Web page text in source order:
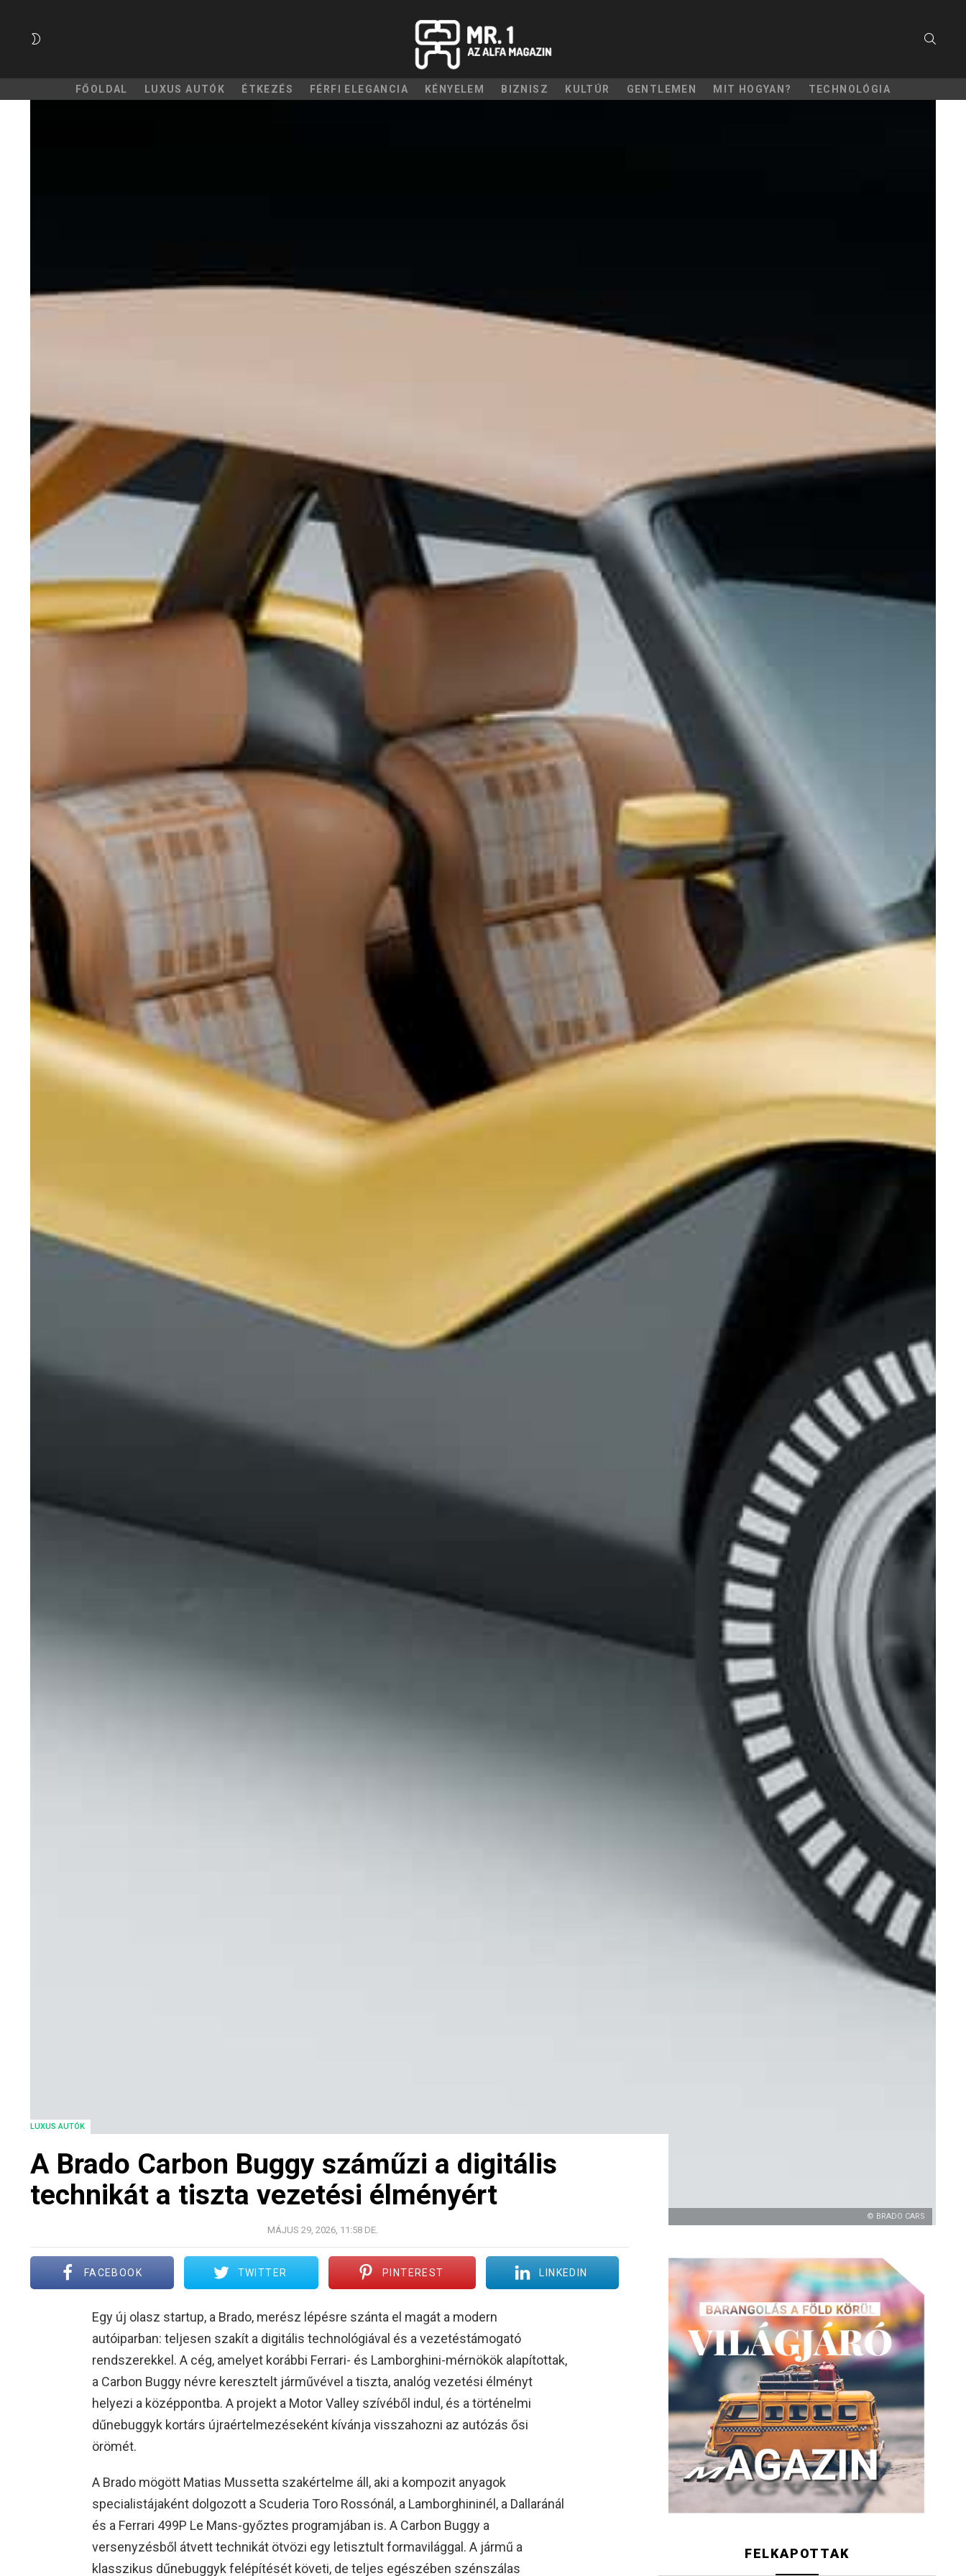
FŐOLDAL LUXUS AUTÓK ÉTKEZÉS FÉRFI ELEGANCIA KÉNYELEM BIZNISZ KULTÚR GENTLEMEN MIT HOGYAN? TECHNOLÓGIA
LUXUS AUTÓK
A Brado Carbon Buggy száműzi a digitális
technikát a tiszta vezetési élményért
© BRADO CARS
MÁJUS 29, 2026, 11:58 DE.
FACEBOOK TWITTER PINTEREST LINKEDIN
Egy új olasz startup, a Brado, merész lépésre szánta el magát a modern
autóiparban: teljesen szakít a digitális technológiával és a vezetéstámogató
rendszerekkel. A cég, amelyet korábbi Ferrari- és Lamborghini-mérnökök alapítottak,
a Carbon Buggy névre keresztelt járművével a tiszta, analóg vezetési élményt
helyezi a középpontba. A projekt a Motor Valley szívéből indul, és a történelmi
dűnebuggyk kortárs újraértelmezéseként kívánja visszahozni az autózás ősi
örömét.
A Brado mögött Matias Mussetta szakértelme áll, aki a kompozit anyagok
specialistájaként dolgozott a Scuderia Toro Rossónál, a Lamborghininél, a Dallaránál
és a Ferrari 499P Le Mans-győztes programjában is. A Carbon Buggy a
versenyzésből átvett technikát ötvözi egy letisztult formavilággal. A jármű a
klasszikus dűnebuggyk felépítését követi, de teljes egészében szénszálas
FELKAPOTTAK